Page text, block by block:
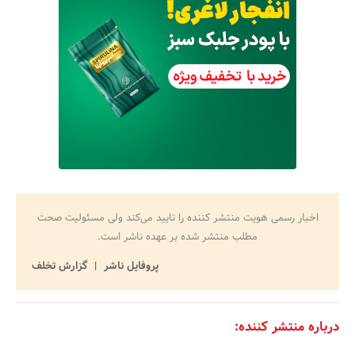
اخبار رسمی هویت منتشر کننده را تایید می‌کند ولی مسئولیت صحت
مطلب منتشر شده بر عهده ناشر است.
پروفایل ناشر
گزارش تخلف
درباره منتشر کننده: